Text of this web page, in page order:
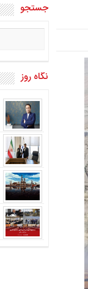
جستجو
نگاه روز